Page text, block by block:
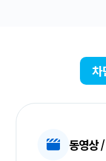
차
동영상